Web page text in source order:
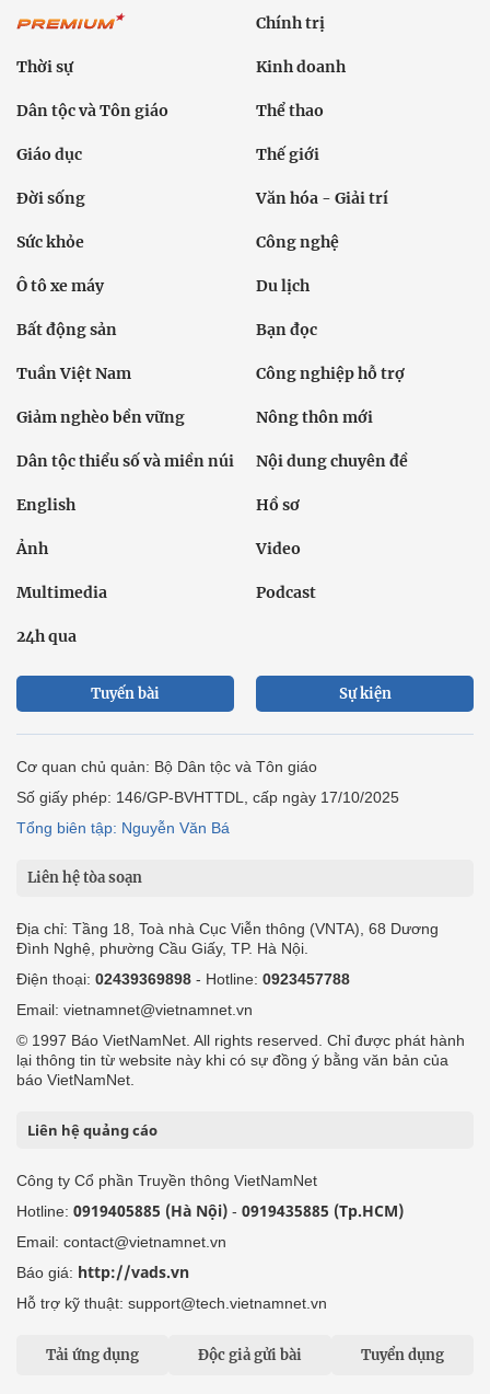
Chính trị
Thời sự Kinh doanh
Dân tộc và Tôn giáo Thể thao
Giáo dục Thế giới
Đời sống Văn hóa - Giải trí
Sức khỏe Công nghệ
Ô tô xe máy Du lịch
Bất động sản Bạn đọc
Tuần Việt Nam Công nghiệp hỗ trợ
Giảm nghèo bền vững Nông thôn mới
Dân tộc thiểu số và miền núi Nội dung chuyên đề
English Hồ sơ
Ảnh Video
Multimedia Podcast
24h qua
Tuyến bài Sự kiện
Cơ quan chủ quản: Bộ Dân tộc và Tôn giáo
Số giấy phép: 146/GP-BVHTTDL, cấp ngày 17/10/2025
Tổng biên tập: Nguyễn Văn Bá
Liên hệ tòa soạn
Địa chỉ: Tầng 18, Toà nhà Cục Viễn thông (VNTA), 68 Dương
Đình Nghệ, phường Cầu Giấy, TP. Hà Nội.
Điện thoại: 02439369898 - Hotline: 0923457788
Email: vietnamnet@vietnamnet.vn
© 1997 Báo VietNamNet. All rights reserved. Chỉ được phát hành
lại thông tin từ website này khi có sự đồng ý bằng văn bản của
báo VietNamNet.
Liên hệ quảng cáo
Công ty Cổ phần Truyền thông VietNamNet
Hotline: 0919405885 (Hà Nội) - 0919435885 (Tp.HCM)
Email: contact@vietnamnet.vn
Báo giá: http://vads.vn
Hỗ trợ kỹ thuật: support@tech.vietnamnet.vn
Tải ứng dụng Độc giả gửi bài Tuyển dụng